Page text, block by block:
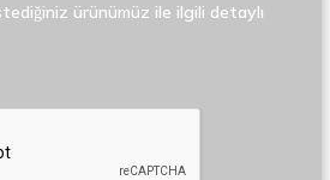
ürünümüz ile ilgili detaylı